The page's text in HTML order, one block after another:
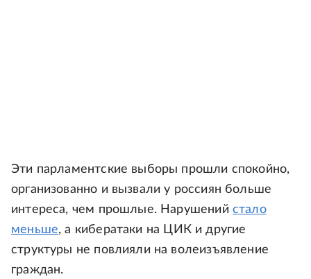
Эти парламентские выборы прошли спокойно,
организованно и вызвали у россиян больше
интереса, чем прошлые. Нарушений стало
меньше, а кибератаки на ЦИК и другие
структуры не повлияли на волеизъявление
граждан.